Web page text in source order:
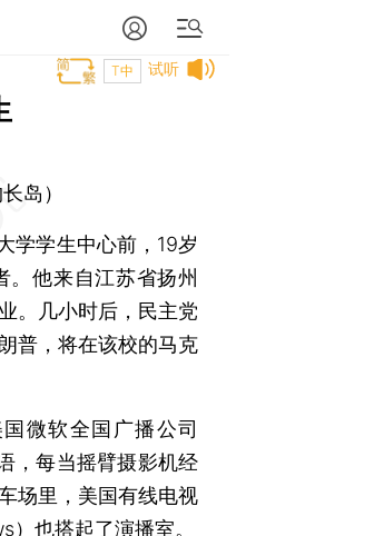
试听
T中
岛）
学生中心前，19岁
。他来自江苏省扬州
。几小时后，民主党
普，将在该校的马克
微软全国广播公司
，每当摇臂摄影机经
场里，美国有线电视
）也搭起了演播室。